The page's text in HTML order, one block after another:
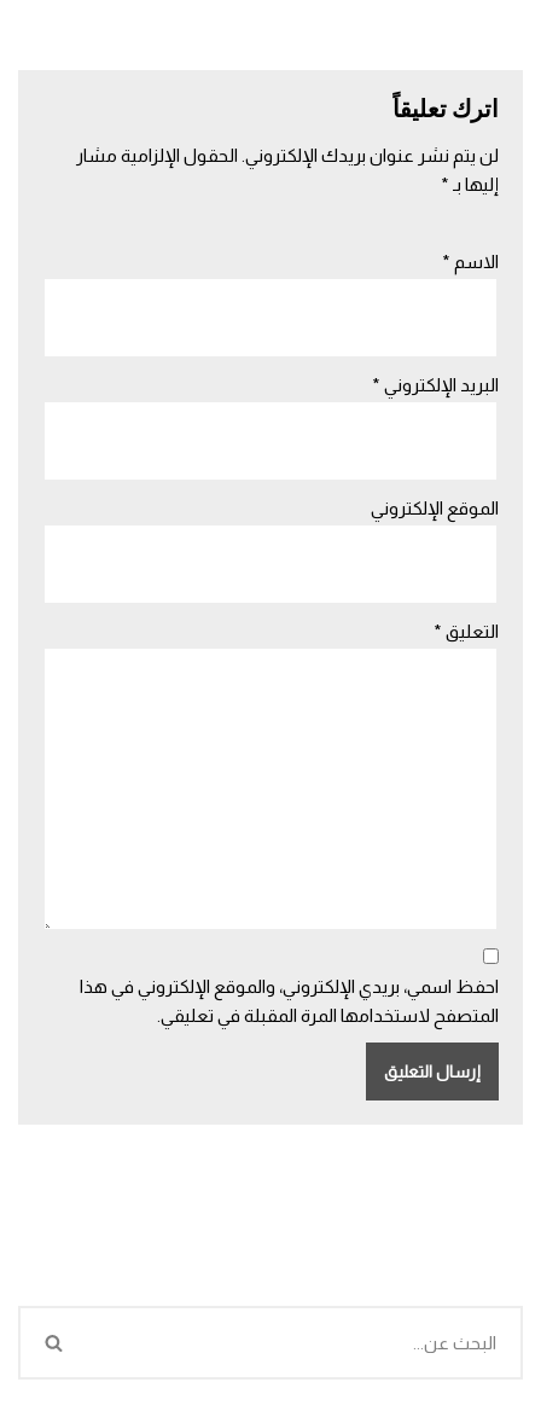
اترك تعليقاً
لن يتم نشر عنوان بريدك الإلكتروني. الحقول الإلزامية مشار
إليها بـ *
الاسم *
البريد الإلكتروني *
الموقع الإلكتروني
التعليق *
احفظ اسمي، بريدي الإلكتروني، والموقع الإلكتروني في هذا
المتصفح لاستخدامها المرة المقبلة في تعليقي.